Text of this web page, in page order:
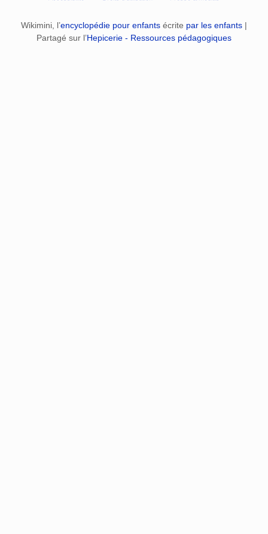
Wikimini, l’encyclopédie pour enfants écrite par les enfants |
Partagé sur l’Hepicerie - Ressources pédagogiques